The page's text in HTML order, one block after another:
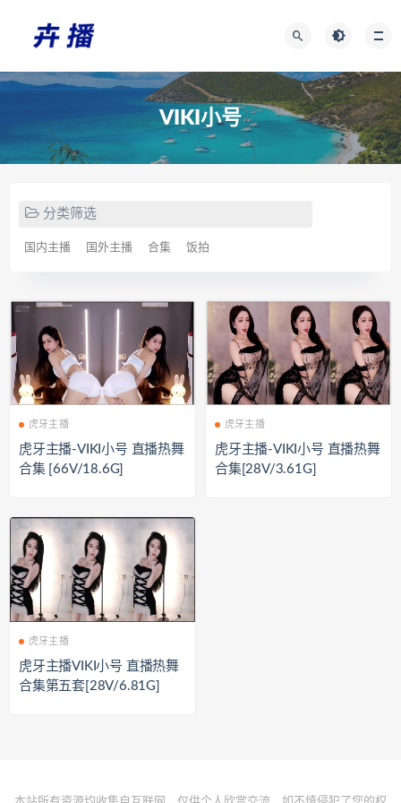
VIKI小号
分类筛选
国内主播 国外主播 合集 饭拍
虎牙主播
虎牙主播-VIKI小号 直播热舞
合集 [66V/18.6G]
虎牙主播
虎牙主播-VIKI小号 直播热舞
合集[28V/3.61G]
虎牙主播
虎牙主播VIKI小号 直播热舞
合集第五套[28V/6.81G]